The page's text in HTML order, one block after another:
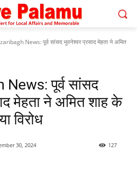
News: पूर्व सांसद भुवनेश्वर प्रसाद मेहता ने अमित
पूर्व सांसद
मेहता ने अमित शाह के
विरोध
30, 2024 127